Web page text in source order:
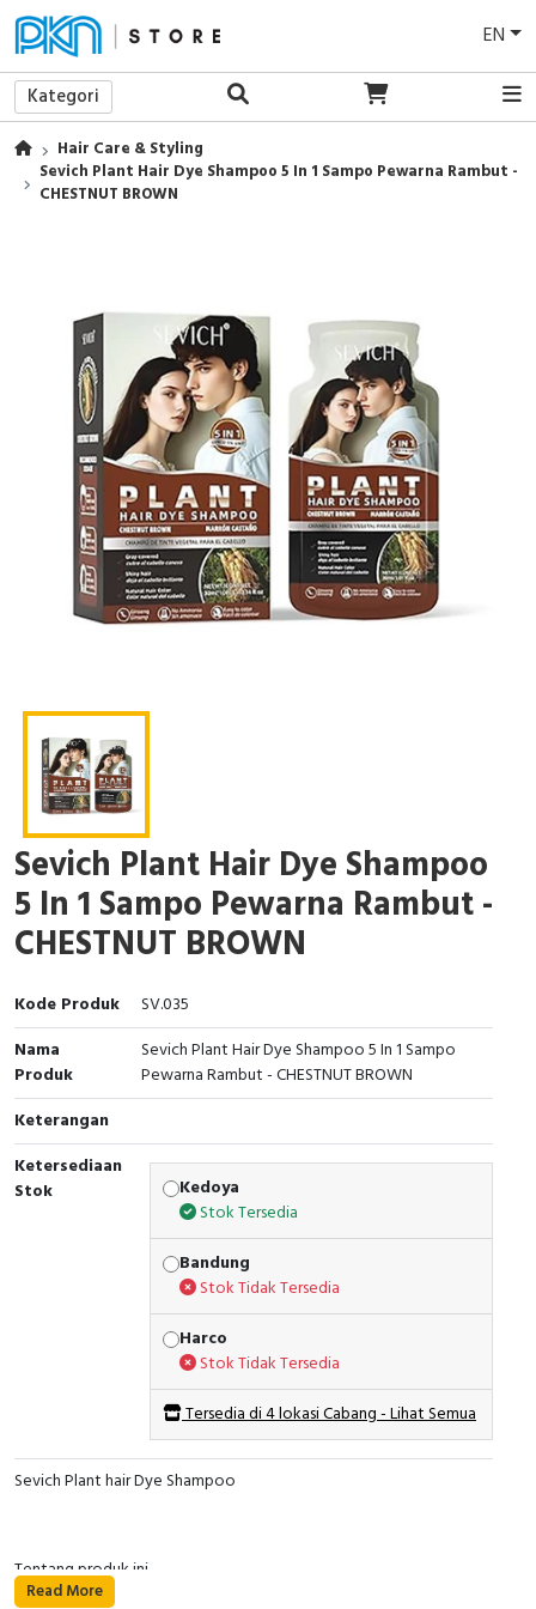
EN
Kategori
Hair Care & Styling
Sevich Plant Hair Dye Shampoo 5 In 1 Sampo Pewarna Rambut -
CHESTNUT BROWN
Sevich Plant Hair Dye Shampoo
5 In 1 Sampo Pewarna Rambut -
CHESTNUT BROWN
Kode Produk
SV.035
Nama
Produk
Sevich Plant Hair Dye Shampoo 5 In 1 Sampo
Pewarna Rambut - CHESTNUT BROWN
Keterangan
Ketersediaan
Stok
Kedoya
Stok Tersedia
Bandung
Stok Tidak Tersedia
Harco
Stok Tidak Tersedia
Tersedia di 4 lokasi Cabang - Lihat Semua
Sevich Plant hair Dye Shampoo
Tentang produk ini
Read More